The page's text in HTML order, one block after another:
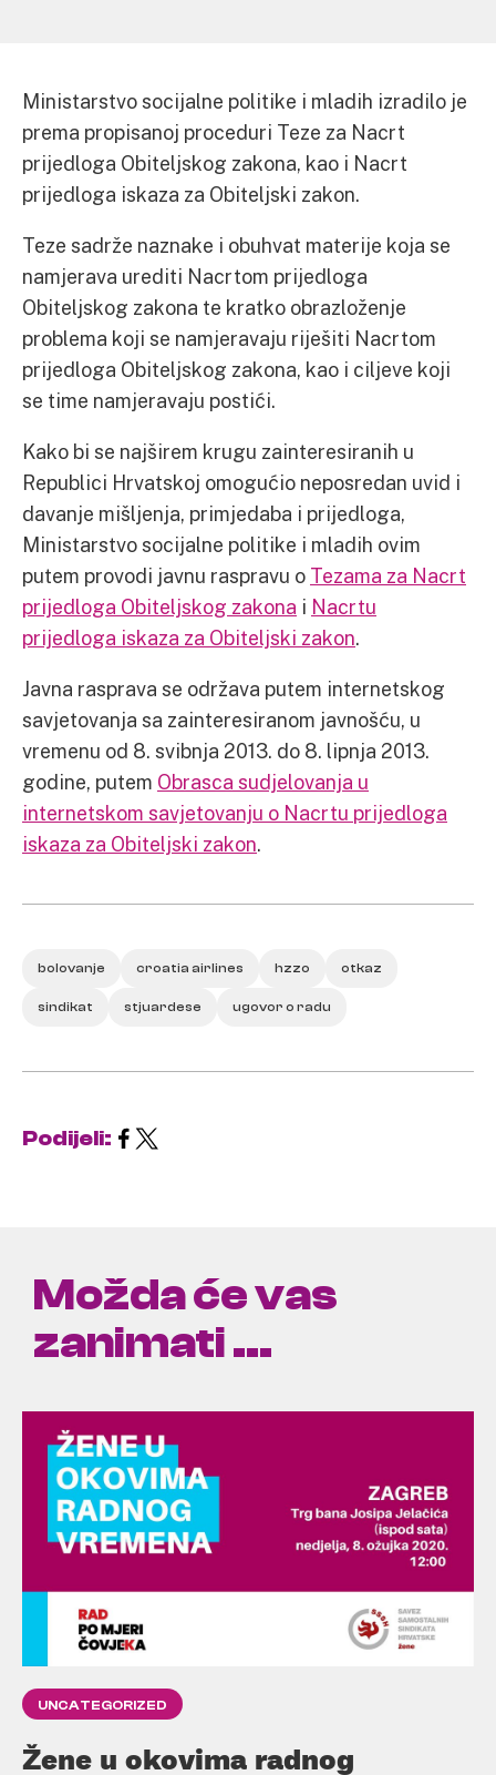
Ministarstvo socijalne politike i mladih izradilo je
prema propisanoj proceduri Teze za Nacrt
prijedloga Obiteljskog zakona, kao i Nacrt
prijedloga iskaza za Obiteljski zakon.
Teze sadrže naznake i obuhvat materije koja se
namjerava urediti Nacrtom prijedloga
Obiteljskog zakona te kratko obrazloženje
problema koji se namjeravaju riješiti Nacrtom
prijedloga Obiteljskog zakona, kao i ciljeve koji
se time namjeravaju postići.
Kako bi se najširem krugu zainteresiranih u
Republici Hrvatskoj omogućio neposredan uvid i
davanje mišljenja, primjedaba i prijedloga,
Ministarstvo socijalne politike i mladih ovim
putem provodi javnu raspravu o Tezama za Nacrt
prijedloga Obiteljskog zakona i Nacrtu
prijedloga iskaza za Obiteljski zakon.
Javna rasprava se održava putem internetskog
savjetovanja sa zainteresiranom javnošću, u
vremenu od 8. svibnja 2013. do 8. lipnja 2013.
godine, putem Obrasca sudjelovanja u
internetskom savjetovanju o Nacrtu prijedloga
iskaza za Obiteljski zakon.
bolovanje croatia airlines hzzo otkaz
sindikat stjuardese ugovor o radu
Podijeli:
Možda će vas
zanimati ...
UNCATEGORIZED
Žene u okovima radnog